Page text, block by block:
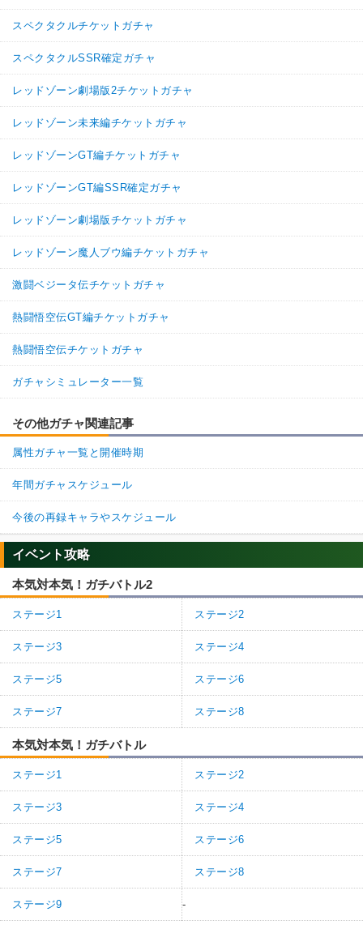
スペクタクルチケットガチャ
スペクタクルSSR確定ガチャ
レッドゾーン劇場版2チケットガチャ
レッドゾーン未来編チケットガチャ
レッドゾーンGT編チケットガチャ
レッドゾーンGT編SSR確定ガチャ
レッドゾーン劇場版チケットガチャ
レッドゾーン魔人ブウ編チケットガチャ
激闘ベジータ伝チケットガチャ
熱闘悟空伝GT編チケットガチャ
熱闘悟空伝チケットガチャ
ガチャシミュレーター一覧
その他ガチャ関連記事
属性ガチャ一覧と開催時期
年間ガチャスケジュール
今後の再録キャラやスケジュール
イベント攻略
本気対本気！ガチバトル2
ステージ1 ステージ2
ステージ3 ステージ4
ステージ5 ステージ6
ステージ7 ステージ8
本気対本気！ガチバトル
ステージ1 ステージ2
ステージ3 ステージ4
ステージ5 ステージ6
ステージ7 ステージ8
ステージ9 -